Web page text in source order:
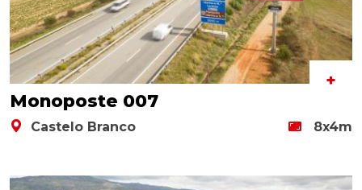
+
Monoposte 007
Castelo Branco 8x4m